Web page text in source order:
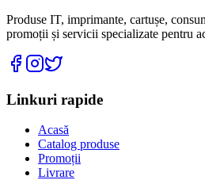
Produse IT, imprimante, cartușe,
promoții și servicii specializate pentru
Linkuri rapide
Acasă
Catalog produse
Promoții
Livrare